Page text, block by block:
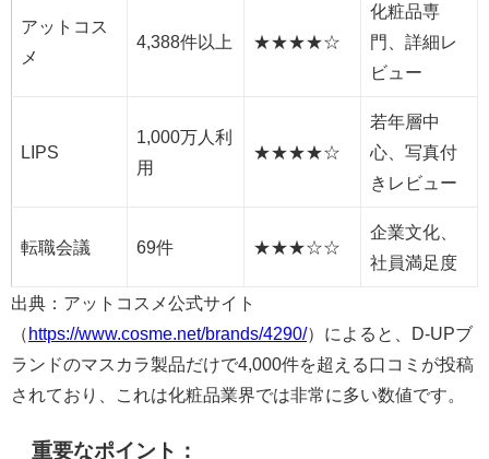
アットコス
メ
4,388件以上 ★★★★☆
化粧品専
門、詳細レ
ビュー
LIPS
1,000万人利
用
★★★★☆
若年層中
心、写真付
きレビュー
転職会議 69件 ★★★☆☆
企業文化、
社員満足度
出典：アットコスメ公式サイト
（https://www.cosme.net/brands/4290/）によると、D-UPブ
ランドのマスカラ製品だけで4,000件を超える口コミが投稿
されており、これは化粧品業界では非常に多い数値です。
重要なポイント：